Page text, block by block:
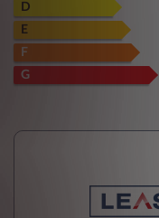
D
E
F
G